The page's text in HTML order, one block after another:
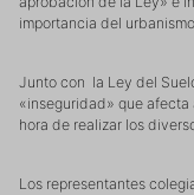
importancia del
Junto con la Ley del
«inseguridad» que afecta
hora de realizar los
Los representantes